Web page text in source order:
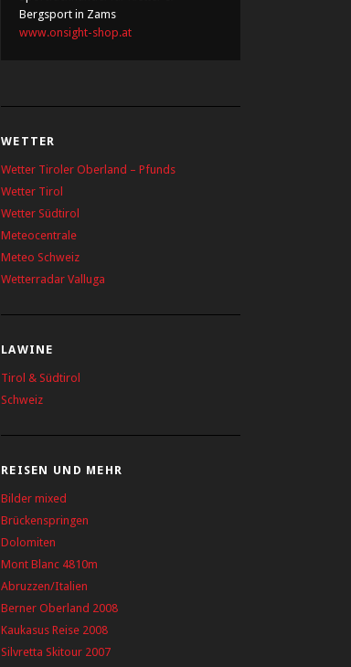
Bergsport in Zams
www.onsight-shop.at
WETTER
Wetter Tiroler Oberland – Pfunds
Wetter Tirol
Wetter Südtirol
Meteocentrale
Meteo Schweiz
Wetterradar Valluga
LAWINE
Tirol & Südtirol
Schweiz
REISEN UND MEHR
Bilder mixed
Brückenspringen
Dolomiten
Mont Blanc 4810m
Abruzzen/Italien
Berner Oberland 2008
Kaukasus Reise 2008
Silvretta Skitour 2007